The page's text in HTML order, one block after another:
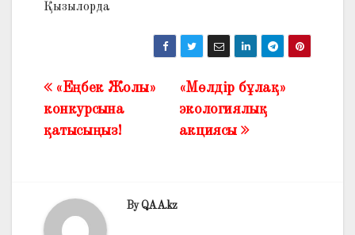
Қызылорда
Жазба
навигациясы
«Мөлдір бұлақ»
экологиялық
акциясы
«Еңбек Жолы»
конкурсына
қатысыңыз!
ByQAA.kz